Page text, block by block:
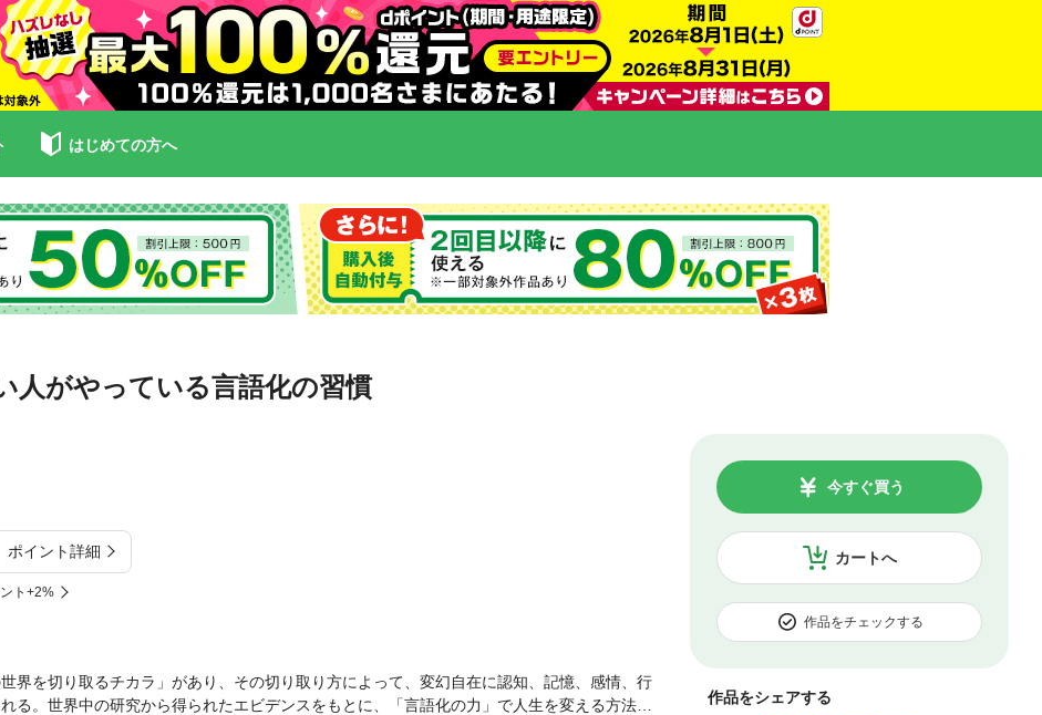
はじめての方へ
人がやっている言語化の習慣
ポイント詳細
ト+2%
カートへ
今すぐ買う
作品をチェックする
作品をシェアする
界を切り取るチカラ」があり、その切り取り方によって、変幻自在に認知、記憶、感情、行
る。世界中の研究から得られたエビデンスをもとに、「言語化の力」で人生を変える方法を